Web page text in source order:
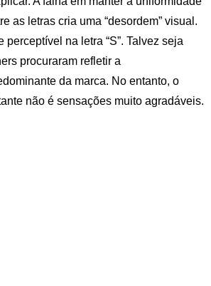
as letras cria uma “desordem” visual.
perceptível na letra “S”. Talvez seja
procuraram refletir a
da marca. No entanto, o
não é sensações muito agradáveis.